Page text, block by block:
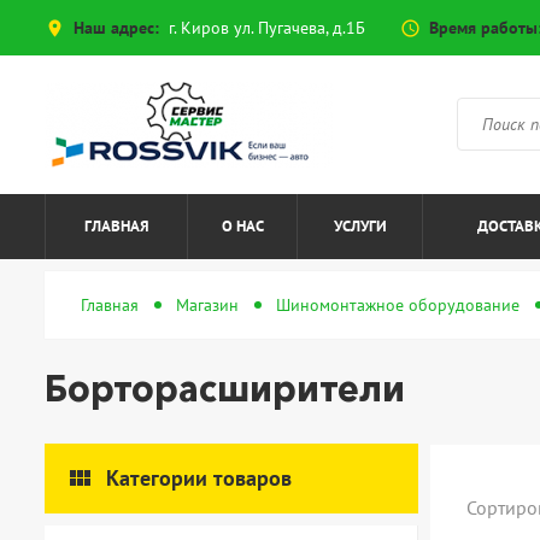
place Наш адрес: г. Киров ул. Пугачева, д.1Б access_time Время
ГЛАВНАЯ О НАС УСЛУГИ
Главная Магазин Шиномонтажное оборудование
Борторасширители
view_module Категории товаров